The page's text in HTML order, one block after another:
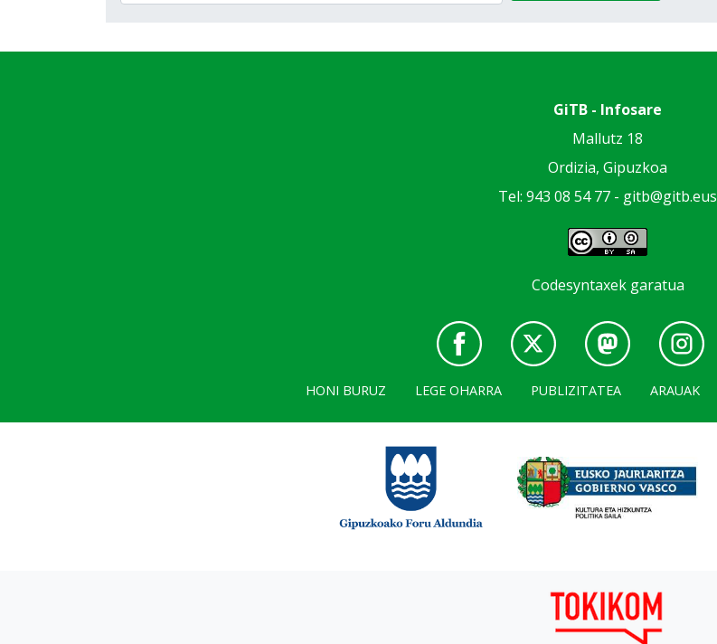
GiTB - Infosare
Mallutz 18
Ordizia, Gipuzkoa
Tel: 943 08 54 77 - gitb@gitb.eus
Codesyntaxek garatua
HONI BURUZ LEGE OHARRA PUBLIZITATEA ARAUAK